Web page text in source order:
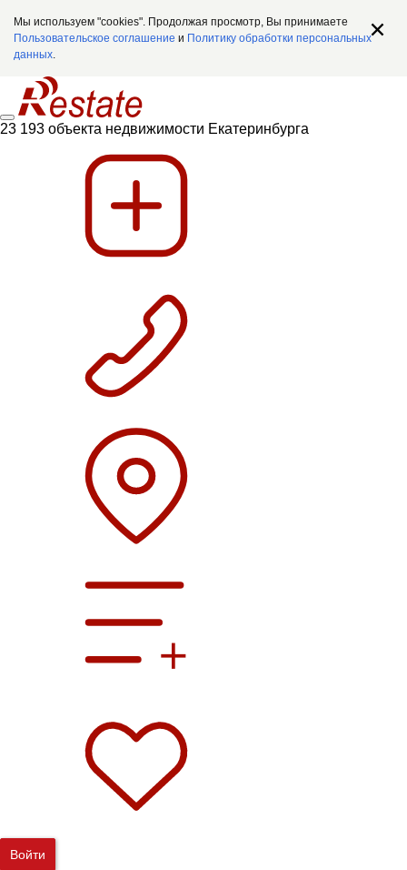
Мы используем "cookies". Продолжая просмотр, Вы принимаете
Пользовательское соглашение и Политику обработки персональных
данных.
23 193 объекта недвижимости Екатеринбурга
Войти